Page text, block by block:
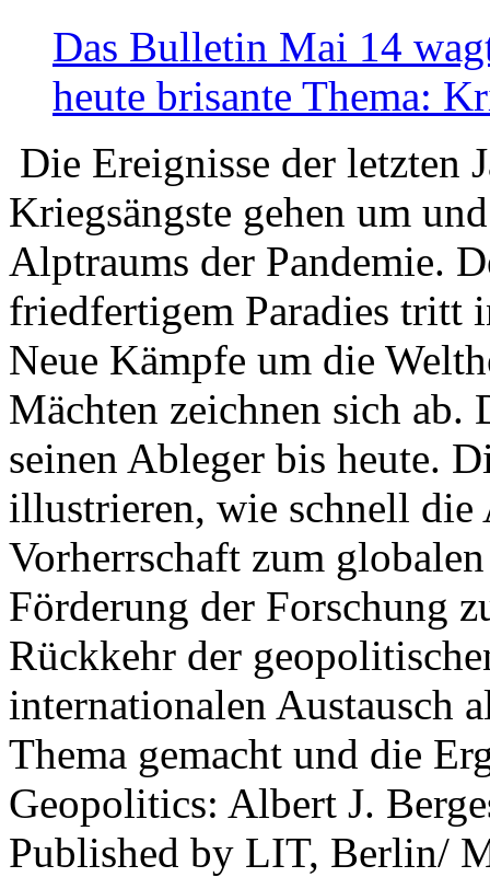
Das Bulletin Mai 14
heute brisante Thema:
Die Ereignisse der letzten
Kriegsängste gehen um
Alptraums der Pandemie.
friedfertigem Paradies tritt
Neue Kämpfe um die
Mächten zeichnen sich
seinen Ableger bis heute.
illustrieren, wie schnell die
Vorherrschaft zum
Förderung der Forschung
Rückkehr der
internationalen Austausch
Thema gemacht und die
Geopolitics: Albert J.
Published by LIT, Berlin/